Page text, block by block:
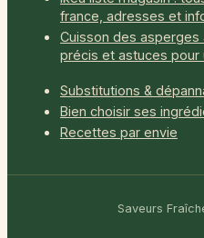
france, adresses et
Cuisson des
précis et astuces pour
Substitutions &
Bien choisir ses
Recettes par envie
Saveurs